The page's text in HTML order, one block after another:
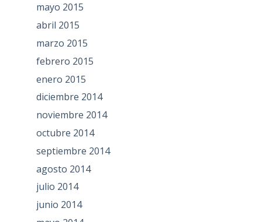
mayo 2015
abril 2015
marzo 2015
febrero 2015
enero 2015
diciembre 2014
noviembre 2014
octubre 2014
septiembre 2014
agosto 2014
julio 2014
junio 2014